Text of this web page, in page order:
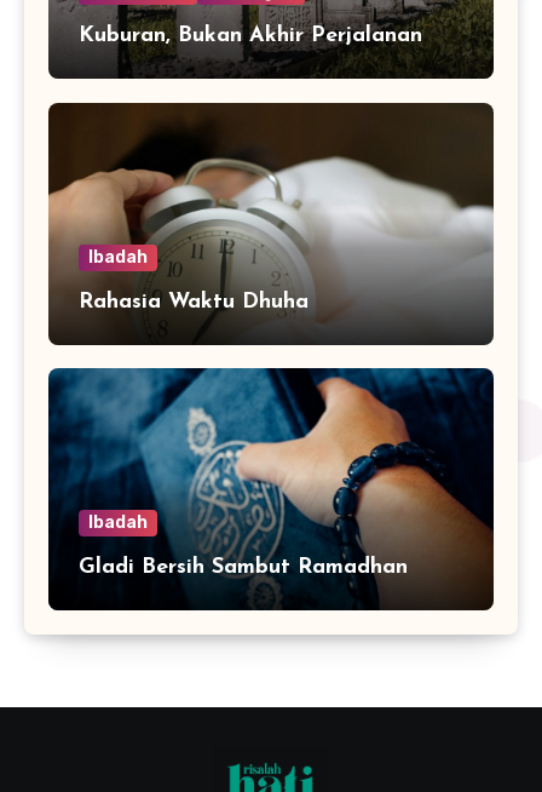
Kuburan, Bukan Akhir Perjalanan
Ibadah
Rahasia Waktu Dhuha
Ibadah
Gladi Bersih Sambut Ramadhan